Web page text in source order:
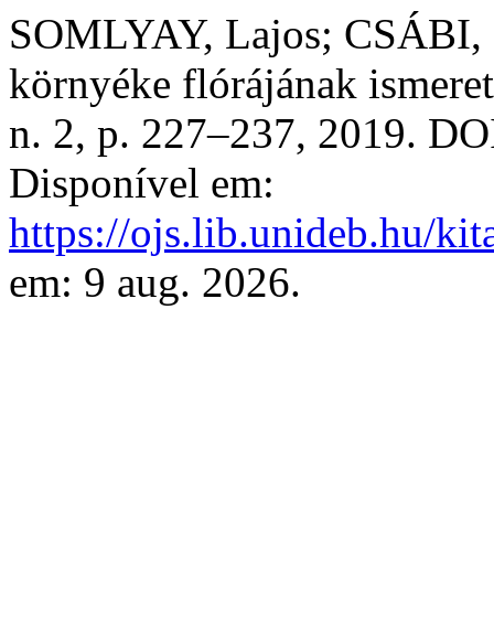
SOMLYAY, Lajos;
környéke flórájának
n. 2, p. 227–237, 2019.
Disponível em:
https://ojs.lib.unideb.hu/
em: 9 aug. 2026.